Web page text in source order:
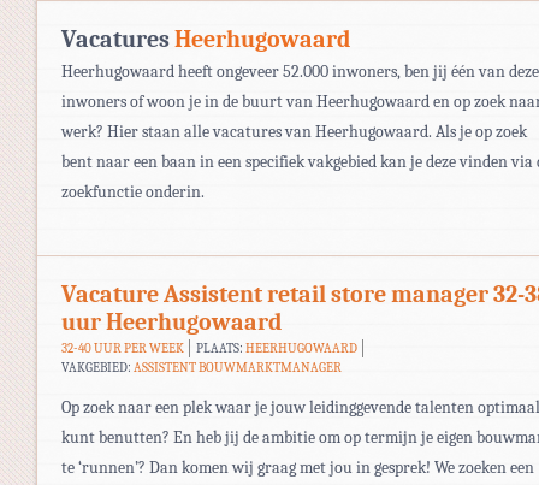
VacaturesHeerhugowaard
Heerhugowaard heeft ongeveer 52.000 inwoners, ben jij één van deze
inwoners of woon je in de buurt van Heerhugowaard en op zoek
werk? Hier staan alle vacatures van Heerhugowaard. Als je op zoek
bent naar een baan in een specifiek vakgebied kan je deze vinden via
zoekfunctie onderin.
Vacature Assistent retail store manager 32-
uur Heerhugowaard
32-40 UUR PER WEEK PLAATS: HEERHUGOWAARD
VAKGEBIED: ASSISTENT BOUWMARKTMANAGER
Op zoek naar een plek waar je jouw leidinggevende talenten optimaal
kunt benutten? En heb jij de ambitie om op termijn je eigen
te ‘runnen’? Dan komen wij graag met jou in gesprek! We zoeken een